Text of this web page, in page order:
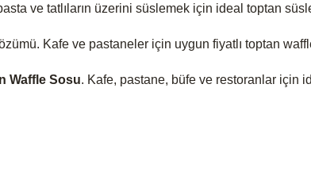
ve tatlıların üzerini süslemek için ideal toptan
Kafe ve pastaneler için uygun fiyatlı toptan
Waffle Sosu. Kafe, pastane, büfe ve restoranlar için